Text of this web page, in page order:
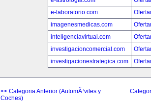
e-laboratorio.com
imagenesmedicas.com
inteligenciavirtual.com
investigacioncomercial.com
investigacionestrategica.com
<< Categoria Anterior (AutomÃ³viles y
Coches)